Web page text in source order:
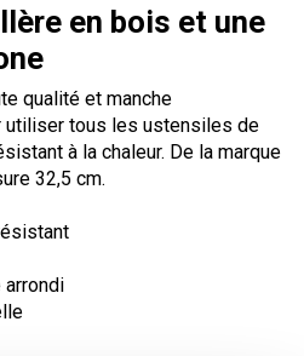
en bois et une
qualité et manche
utiliser tous les ustensiles de
à la chaleur. De la marque
32,5 cm.
arrondi